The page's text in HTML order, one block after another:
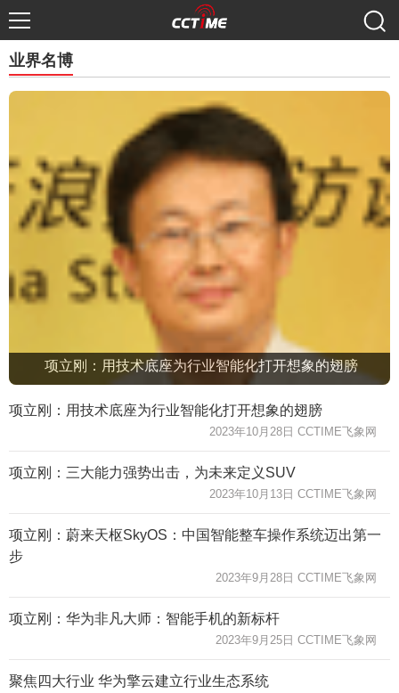
业界名博
项立刚：用技术底座为行业智能化打开想象的翅膀
项立刚：用技术底座为行业智能化打开想象的翅膀
2023年10月28日 CCTIME飞象网
项立刚：三大能力强势出击，为未来定义SUV
2023年10月13日 CCTIME飞象网
项立刚：蔚来天枢SkyOS：中国智能整车操作系统迈出第一
步
2023年9月28日 CCTIME飞象网
项立刚：华为非凡大师：智能手机的新标杆
2023年9月25日 CCTIME飞象网
聚焦四大行业 华为擎云建立行业生态系统